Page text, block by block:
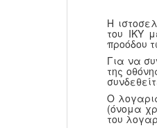
Η
του ΙΚΥ
προόδου
Για να
της
Ο
(όνομα
του